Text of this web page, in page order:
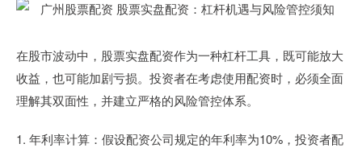
在股市波动中，股票实盘配资作为一种杠杆工具，既可能放大
收益，也可能加剧亏损。投资者在考虑使用配资时，必须全面
理解其双面性，并建立严格的风险管控体系。
1. 年利率计算：假设配资公司规定的年利率为10%，投资者配